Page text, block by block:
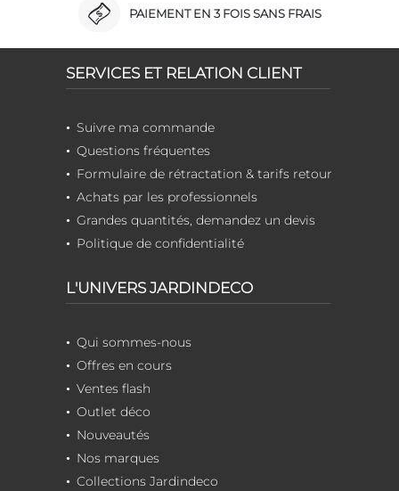
PAIEMENT EN 3 FOIS SANS FRAIS
SERVICES ET RELATION CLIENT
Suivre ma commande
Questions fréquentes
Formulaire de rétractation & tarifs retour
Achats par les professionnels
Grandes quantités, demandez un devis
Politique de confidentialité
L'UNIVERS JARDINDECO
Qui sommes-nous
Offres en cours
Ventes flash
Outlet déco
Nouveautés
Nos marques
Collections Jardindeco